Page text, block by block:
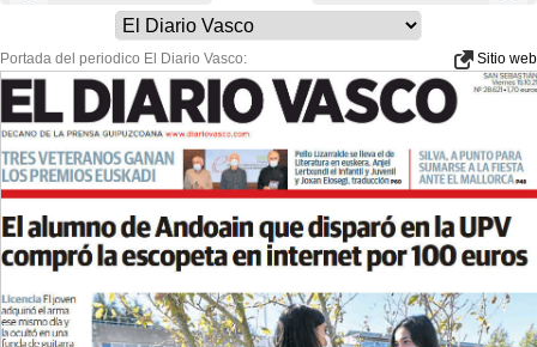
Portada del periodico El Diario Vasco: Sitio web